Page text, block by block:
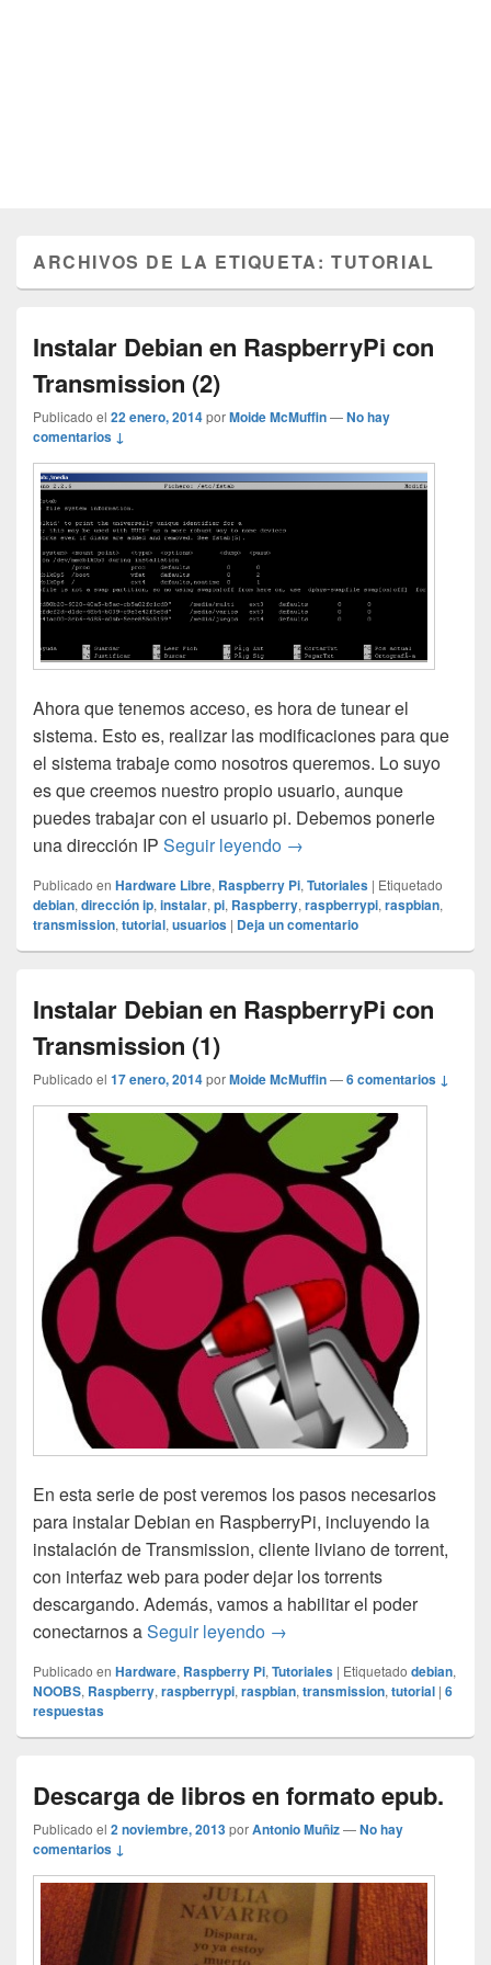
ARCHIVOS DE LA ETIQUETA:TUTORIAL
Instalar Debian en RaspberryPi con
Transmission (2)
Publicado el 22 enero, 2014porMoide McMuffin—No hay
comentarios ↓
Ahora que tenemos acceso, es hora de tunear el
sistema. Esto es, realizar las modificaciones para que
el sistema trabaje como nosotros queremos. Lo suyo
es que creemos nuestro propio usuario, aunque
puedes trabajar con el usuario pi. Debemos ponerle
una dirección IP Seguir leyendo Instalar Debian en
→
Publicado en Hardware Libre, Raspberry Pi, Tutoriales | Etiquetado
debian, dirección ip, instalar, pi, Raspberry, raspberrypi, raspbian,
transmission, tutorial, usuarios | Deja un comentario
Instalar Debian en RaspberryPi con
Transmission (1)
Publicado el 17 enero, 2014porMoide McMuffin—6 comentarios ↓
En esta serie de post veremos los pasos necesarios
para instalar Debian en RaspberryPi, incluyendo la
instalación de Transmission, cliente liviano de torrent,
con interfaz web para poder dejar los torrents
descargando. Además, vamos a habilitar el poder
conectarnos aSeguir leyendo Instalar Debian en
→
Publicado en Hardware, Raspberry Pi, Tutoriales | Etiquetado debian,
NOOBS, Raspberry, raspberrypi, raspbian, transmission, tutorial | 6
respuestas
Descarga de libros en formato epub.
Publicado el 2 noviembre, 2013porAntonio Muñiz—No hay
comentarios ↓